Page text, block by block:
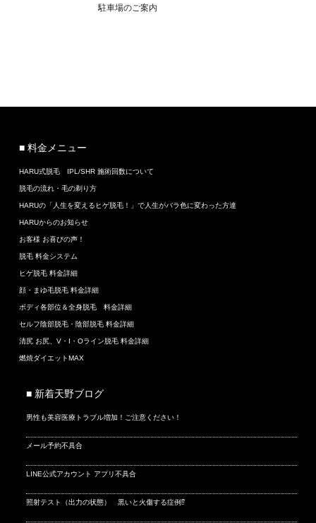
駐車場のご案内
■ 料金メニュー
HARU式脱毛 IPL/SHR 施術回数について
脱毛の流れ・毛の剃り方
HARUの「人生を変えるヒゲ脱毛！」で人生がバラ色に変わった方達
HARUからのお知らせ
お客様 お喜びの声！
脱毛 料金システム
ヒゲ脱毛 料金詳細
顔・まゆ毛脱毛 料金詳細
ボディ各部位＆全身脱毛 料金詳細
セルフ陰部脱毛・陰部脱毛 料金詳細
清尻 お尻、V・I・Oライン脱毛 料金詳細
燃焼ダイエットMAX
■ 新着天野ブログ
男性も美容医療トラブル増加！ご注意ください！
メール予約不具合
LINE公式アカウント アプリ不具合
照射テスト（出力の状態） 黒いと火傷する症例⁉